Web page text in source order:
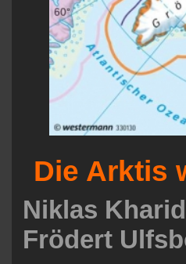
Die Arktis
Niklas
Frödert